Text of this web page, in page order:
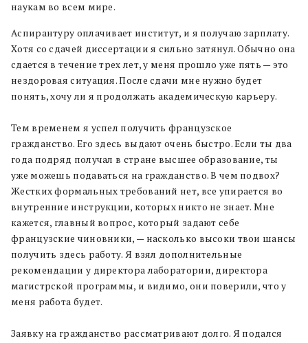
наукам во всем мире.
Аспирантуру оплачивает институт, и я получаю зарплату.
Хотя со сдачей диссертации я сильно затянул. Обычно она
сдается в течение трех лет, у меня прошло уже пять — это
нездоровая ситуация. После сдачи мне нужно будет
понять, хочу ли я продолжать академическую карьеру.
Тем временем я успел получить французское
гражданство. Его здесь выдают очень быстро. Если ты два
года подряд получал в стране высшее образование, ты
уже можешь подаваться на гражданство. В чем подвох?
Жестких формальных требований нет, все упирается во
внутренние инструкции, которых никто не знает. Мне
кажется, главный вопрос, который задают себе
французские чиновники, — насколько высоки твои шансы
получить здесь работу. Я взял дополнительные
рекомендации у директора лаборатории, директора
магистрской программы, и видимо, они поверили, что у
меня работа будет.
Заявку на гражданство рассматривают долго. Я подался